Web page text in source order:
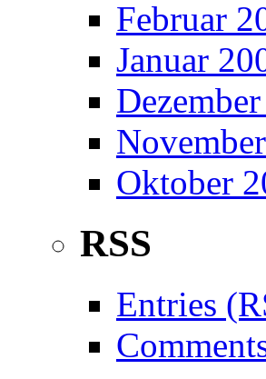
Februar
Januar
Oktober
RSS
Entries